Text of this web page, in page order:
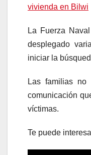
vivienda en Bilwi
La Fuerza
desplegado
iniciar la
Las familias
comunicación
víctimas.
Te puede